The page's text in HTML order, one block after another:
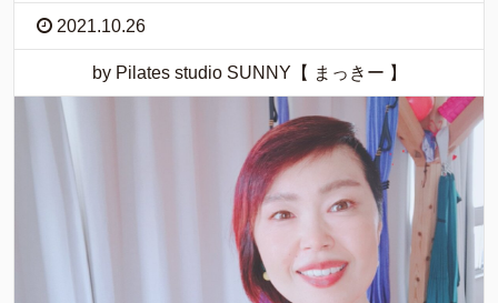
2021.10.26
by Pilates studio SUNNY【 まっきー 】